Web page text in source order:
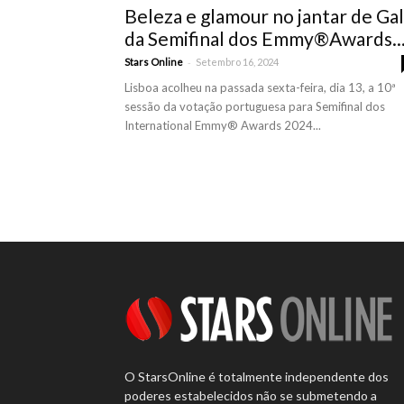
Beleza e glamour no jantar de
da Semifinal dos
Stars Online - Setembro 16, 2024
Lisboa acolheu na passada sexta-feira, dia 13, a 10ª
sessão da votação portuguesa para Semifinal dos
International Emmy®️ Awards 2024...
O StarsOnline é totalmente independente dos
poderes estabelecidos não se submetendo a